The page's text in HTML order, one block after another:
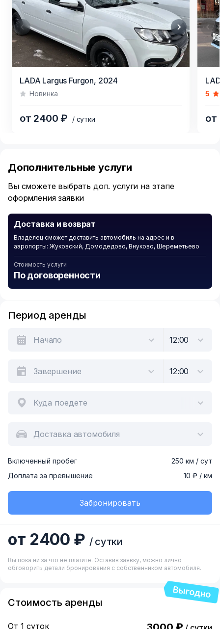
LADA Largus Furgon, 2024
Новинка
от 2400 ₽ / сутки
5
от
of
5
Дополнительные услуги
Вы сможете выбрать доп. услуги на этапе
оформления заявки
Доставка и возврат
Владелец сможет доставить автомобиль на адрес и в
аэропорты: Жуковский, Домодедово, Внуково, Шереметьево
Стоимость услуги
По договоренности
Период аренды
Куда поедете
Доставка автомобиля
Включенный пробег
250 км / сут
Доплата за превышение
10 ₽ / км
Забронировать
от 2400 ₽ / сутки
Вы пока ни за что не платите. Оставив заявку, можно лично
обговорить детали бронирования с собственником автомобиля.
Стоимость аренды
От 1 суток